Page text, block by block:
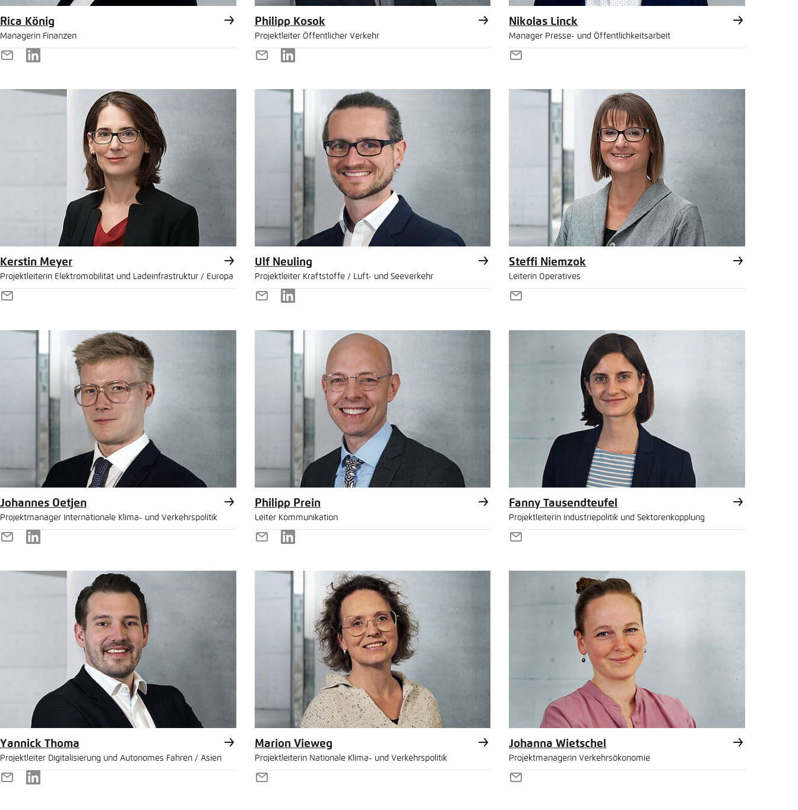
Rica König
Managerin Finanzen
E-
LinkedIn
Philipp Kosok
Projektleiter Öffentlicher Verkehr
E-
LinkedIn
Nikolas Linck
Manager Presse- und Öffentlichkeitsarbeit
E-
Kerstin Meyer
Projektleiterin Elektromobilität und Ladeinfrastruktur / Europa
E-
Ulf Neuling
Projektleiter Kraftstoffe / Luft- und Seeverkehr
E-
LinkedIn
Steffi Niemzok
Leiterin Operatives
E-
Johannes Oetjen
Projektmanager Internationale Klima- und Verkehrspolitik
E-
LinkedIn
Philipp Prein
Leiter Kommunikation
E-
LinkedIn
Fanny Tausendteufel
Projektleiterin Industriepolitik und Sektorenkopplung
E-
Yannick Thoma
Projektleiter Digitalisierung und Autonomes Fahren / Asien
E-
LinkedIn
Marion Vieweg
Projektleiterin Nationale Klima- und Verkehrspolitik
E-
Johanna Wietschel
Projektmanagerin Verkehrsökonomie
E-